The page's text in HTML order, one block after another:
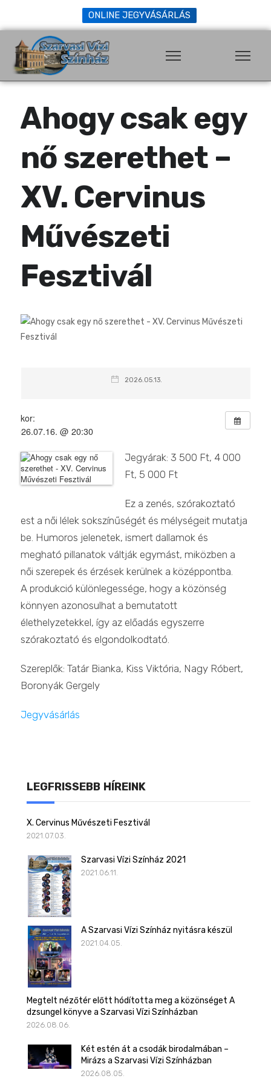
ONLINE JEGYVÁSÁRLÁS
Ahogy csak egy
nő szerethet –
XV. Cervinus
Művészeti
Fesztivál
2026.05.13.
Mikor:
2026.07.16. @ 20:30
Jegyárak: 3 500 Ft, 4 000
Ft, 5 000 Ft
Ez a zenés, szórakoztató
est a női lélek sokszínűségét és mélységeit mutatja
be. Humoros jelenetek, ismert dallamok és
megható pillanatok váltják egymást, miközben a
női szerepek és érzések kerülnek a középpontba.
A produkció különlegessége, hogy a közönség
könnyen azonosulhat a bemutatott
élethelyzetekkel, így az előadás egyszerre
szórakoztató és elgondolkodtató.
Szereplők: Tatár Bianka, Kiss Viktória, Nagy Róbert,
Boronyák Gergely
Jegyvásárlás
LEGFRISSEBB HÍREINK
X. Cervinus Művészeti Fesztivál
2021.07.03.
Szarvasi Vízi Színház 2021
2021.06.11.
A Szarvasi Vízi Színház nyitásra készül
2021.04.05.
Megtelt nézőtér előtt hódította meg a közönséget A
dzsungel könyve a Szarvasi Vízi Színházban
2026.08.06.
Két estén át a csodák birodalmában –
Mirázs a Szarvasi Vízi Színházban
2026.08.05.